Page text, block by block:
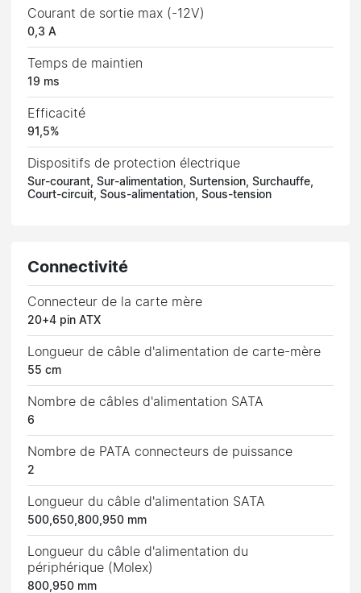
Courant de sortie max (-12V)
0,3 A
Temps de maintien
19 ms
Efficacité
91,5%
Dispositifs de protection électrique
Sur-courant, Sur-alimentation, Surtension, Surchauffe,
Court-circuit, Sous-alimentation, Sous-tension
Connectivité
Connecteur de la carte mère
20+4 pin ATX
Longueur de câble d'alimentation de carte-mère
55 cm
Nombre de câbles d'alimentation SATA
6
Nombre de PATA connecteurs de puissance
2
Longueur du câble d'alimentation SATA
500,650,800,950 mm
Longueur du câble d'alimentation du
périphérique (Molex)
800,950 mm